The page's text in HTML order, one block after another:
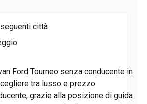
città
Ford Tourneo senza conducente in
tra lusso e prezzo
grazie alla posizione di guida